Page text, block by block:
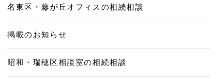
名東区・藤が丘オフィスの相続相談
掲載のお知らせ
昭和・瑞穂区相談室の相続相談